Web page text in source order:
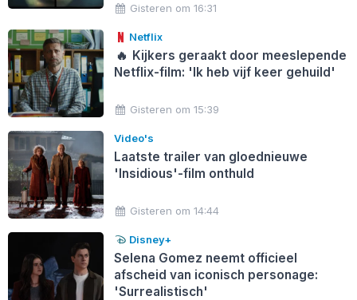
Gisteren om 16:31
Netflix
🔥 Kijkers geraakt door meeslepende
Netflix-film: 'Ik heb vijf keer gehuild'
Gisteren om 15:39
Video's
Laatste trailer van gloednieuwe
'Insidious'-film onthuld
Gisteren om 14:44
Disney+
Selena Gomez neemt officieel
afscheid van iconisch personage:
'Surrealistisch'